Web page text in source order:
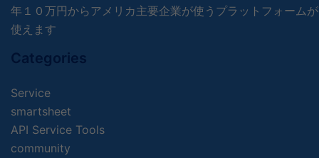
年１０万円からアメリカ主要企業が使うプラットフォームが
使えます
Categories
Service
smartsheet
API Service Tools
community